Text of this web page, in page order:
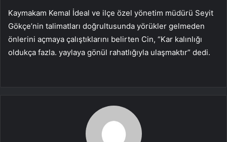
Kaymakam Kemal İdeal ve ilçe özel yönetim müdürü Seyit
Gökçe’nin talimatları doğrultusunda yörükler gelmeden
önlerini açmaya çalıştıklarını belirten Cin, “Kar kalınlığı
oldukça fazla. yaylaya gönül rahatlığıyla ulaşmaktır” dedi.